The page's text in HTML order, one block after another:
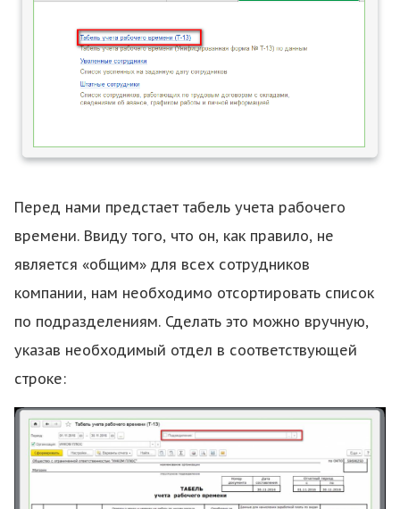
Перед нами предстает табель учета рабочего
времени. Ввиду того, что он, как правило, не
является «общим» для всех сотрудников
компании, нам необходимо отсортировать список
по подразделениям. Сделать это можно вручную,
указав необходимый отдел в соответствующей
строке: